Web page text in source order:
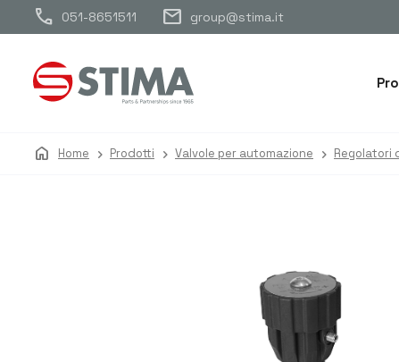
call 051-8651511 mail group@stima.it
home Home Prodotti Valvole per automazione Regolatori